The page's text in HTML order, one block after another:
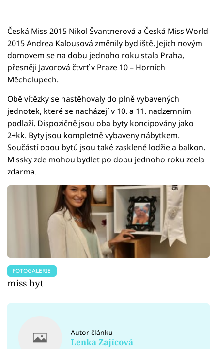
Česká Miss 2015 Nikol Švantnerová a Česká Miss World
2015 Andrea Kalousová změnily bydliště. Jejich novým
domovem se na dobu jednoho roku stala Praha,
přesněji Javorová čtvrť v Praze 10 – Horních
Měcholupech.
Obě vítězky se nastěhovaly do plně vybavených
jednotek, které se nacházejí v 10. a 11. nadzemním
podlaží. Dispozičně jsou oba byty koncipovány jako
2+kk. Byty jsou kompletně vybaveny nábytkem.
Součástí obou bytů jsou také zasklené lodžie a balkon.
Missky zde mohou bydlet po dobu jednoho roku zcela
zdarma.
FOTOGALERIE
miss byt
Autor článku
Lenka Zajícová